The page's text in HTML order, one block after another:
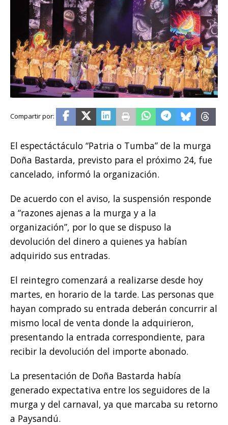
El espectáctáculo “Patria o Tumba” de la murga
Doña Bastarda, previsto para el próximo 24, fue
cancelado, informó la organización.
De acuerdo con el aviso, la suspensión responde
a “razones ajenas a la murga y a la
organización”, por lo que se dispuso la
devolución del dinero a quienes ya habían
adquirido sus entradas.
El reintegro comenzará a realizarse desde hoy
martes, en horario de la tarde. Las personas que
hayan comprado su entrada deberán concurrir al
mismo local de venta donde la adquirieron,
presentando la entrada correspondiente, para
recibir la devolución del importe abonado.
La presentación de Doña Bastarda había
generado expectativa entre los seguidores de la
murga y del carnaval, ya que marcaba su retorno
a Paysandú.